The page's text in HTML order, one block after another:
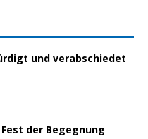
und verabschiedet
Fest der Begegnung